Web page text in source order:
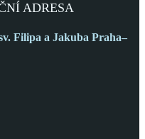
ADRESA
Filipa a Jakuba Praha–